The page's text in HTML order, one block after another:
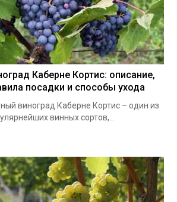
Каберне Кортис: описание,
посадки и способы ухода
виноград Каберне Кортис – один из
винных сортов,...